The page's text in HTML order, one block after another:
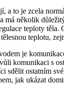
a to je zcela
má několik
teploty těla.
teplotu,
je
komunikaci s
sdělit ostatním
jak ukázat